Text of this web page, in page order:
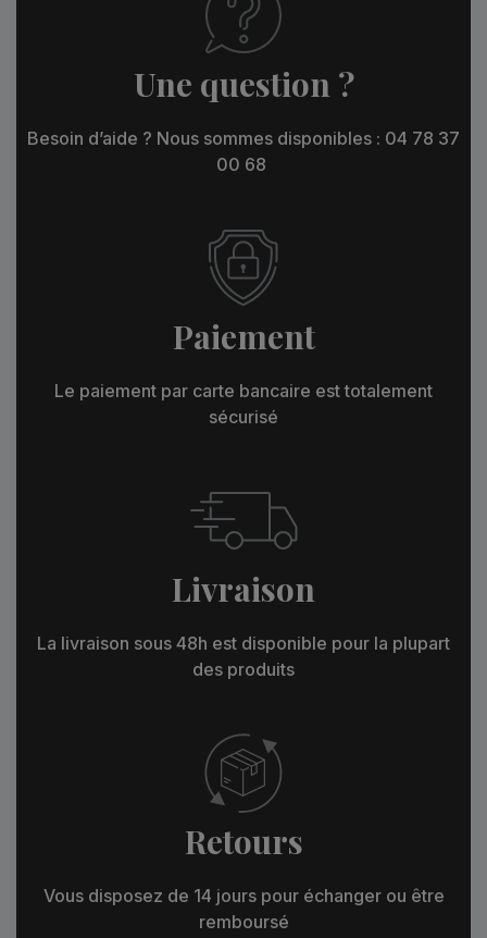
Une question ?
Besoin d’aide ? Nous sommes disponibles : 04 78 37
00 68
Paiement
Le paiement par carte bancaire est totalement
sécurisé
Livraison
La livraison sous 48h est disponible pour la plupart
des produits
Retours
Vous disposez de 14 jours pour échanger ou être
remboursé